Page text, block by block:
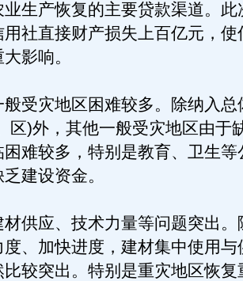
生产恢复的主要贷款渠道。此
社直接财产损失上百亿元，使
影响。
灾地区困难较多。除纳入总
区)外，其他一般受灾地区由于
难较多，特别是教育、卫生等
建设资金。
应、技术力量等问题突出。
、加快进度，建材集中使用与
比较突出。特别是重灾地区恢复